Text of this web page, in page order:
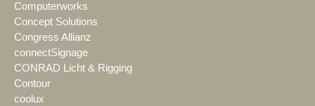
Computerworks
Concept Solutions
Congress Allianz
connectSignage
CONRAD Licht & Rigging
Contour
coolux